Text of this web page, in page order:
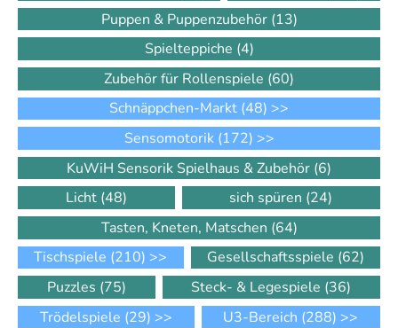
Puppen & Puppenzubehör (13)
Spielteppiche (4)
Zubehör für Rollenspiele (60)
Schnäppchen-Markt (48) >>
Sensomotorik (172) >>
KuWiH Sensorik Spielhaus & Zubehör (6)
Licht (48) sich spüren (24)
Tasten, Kneten, Matschen (64)
Tischspiele (210) >> Gesellschaftsspiele (62)
Puzzles (75) Steck- & Legespiele (36)
Trödelspiele (29) >> U3-Bereich (288) >>